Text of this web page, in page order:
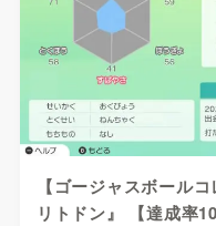
【ゴージャスボール
リトドン』 【達成率